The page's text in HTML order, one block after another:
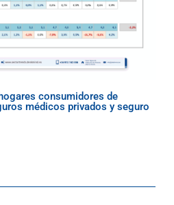
consumidores de
médicos privados y seguro